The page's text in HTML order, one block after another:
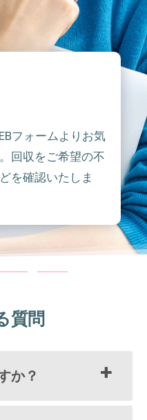
フォームよりお気
回収をご希望の不
を確認いたしま
質問
か？